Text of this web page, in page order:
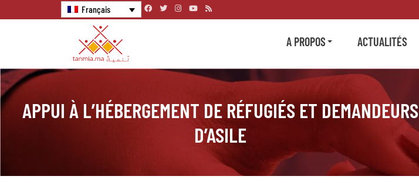
Français
A PROPOS ACTUALITÉS
APPUI À L’HÉBERGEMENT DE RÉFUGIÉS ET DEMANDEURS
D’ASILE